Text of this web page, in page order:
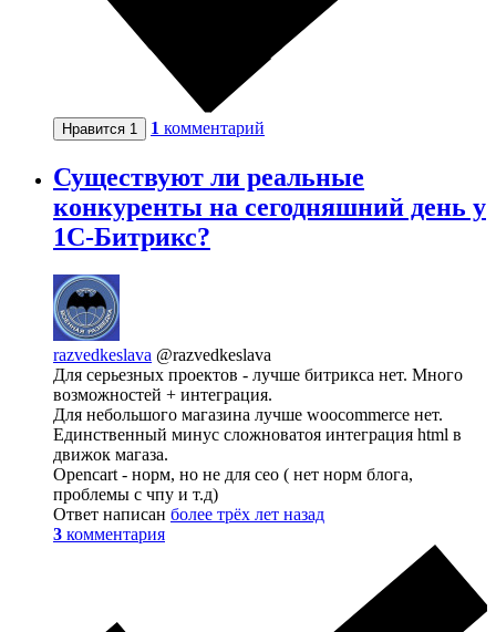
Нравится 1 1 комментарий
Существуют ли реальные
конкуренты на сегодняшний день у
1С-Битрикс?
razvedkeslava @razvedkeslava
Для серьезных проектов - лучше битрикса нет. Много
возможностей + интеграция.
Для небольшого магазина лучше woocommerce нет.
Единственный минус сложноватоя интеграция html в
движок магаза.
Opencart - норм, но не для сео ( нет норм блога,
проблемы с чпу и т.д)
Ответ написан более трёх лет назад
3 комментария